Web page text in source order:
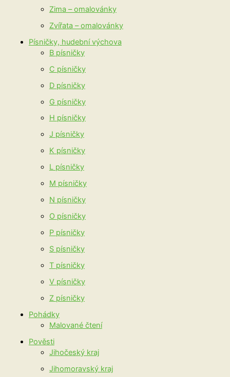
Zima – omalovánky
Zvířata – omalovánky
Písničky, hudební výchova
B písničky
C písničky
D písničky
G písničky
H písničky
J písničky
K písničky
L písničky
M písničky
N písničky
O písničky
P písničky
S písničky
T písničky
V písničky
Z písničky
Pohádky
Malované čtení
Pověsti
Jihočeský kraj
Jihomoravský kraj